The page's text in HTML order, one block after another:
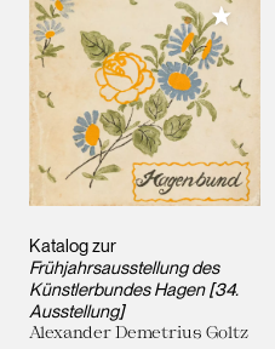
Katalog zur
Frühjahrsausstellung des
Künstlerbundes Hagen [34.
Ausstellung]
Alexander Demetrius Goltz
Meiner